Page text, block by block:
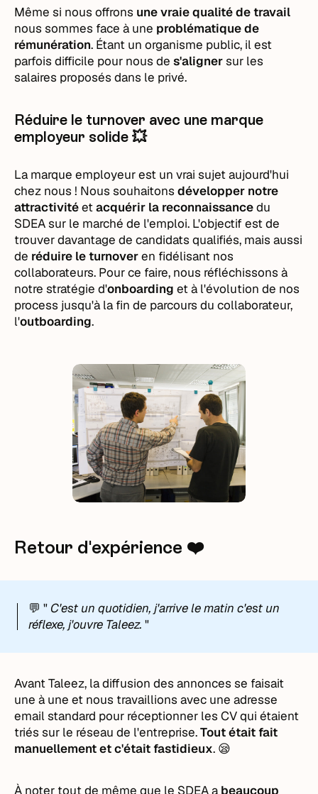
Même si nous offrons une vraie qualité de travail
nous sommes face à une problématique de
rémunération. Étant un organisme public, il est
parfois difficile pour nous des'alignersur les
salaires proposés dans le privé.
Réduire le turnover avec une marque
employeur solide 💥
La marque employeur est un vrai sujet aujourd'hui
chez nous ! Nous souhaitonsdévelopper notre
attractivitéetacquérir la reconnaissancedu
SDEA sur le marché de l'emploi. L'objectif est de
trouver davantage de candidats qualifiés, mais aussi
de réduire le turnoveren fidélisant nos
collaborateurs. Pour ce faire, nous réfléchissons à
notre stratégie d'onboarding et à l'évolution de nos
process jusqu'à la fin de parcours du collaborateur,
l'outboarding.
Retour d'expérience ❤️
💬 " C'est un quotidien, j'arrive le matin c'est un
réflexe, j'ouvre Taleez. "
Avant Taleez, la diffusion des annonces se faisait
une à une et nous travaillions avec une adresse
email standard pour réceptionner les CV qui étaient
triés sur le réseau de l'entreprise.Tout était fait
manuellement et c'était fastidieux. 😪
À noter tout de même que le SDEA a beaucoup